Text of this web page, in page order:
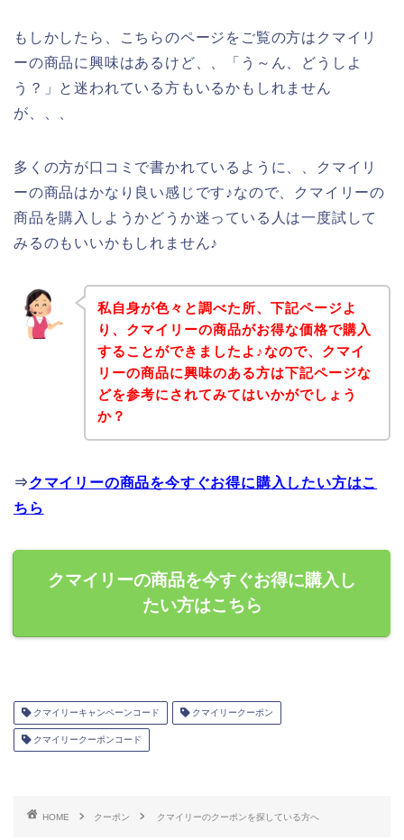
もしかしたら、こちらのページをご覧の方はクマイリ
ーの商品に興味はあるけど、、「う～ん、どうしよ
う？」と迷われている方もいるかもしれません
が、、、
多くの方が口コミで書かれているように、、クマイリ
ーの商品はかなり良い感じです♪なので、クマイリーの
商品を購入しようかどうか迷っている人は一度試して
みるのもいいかもしれません♪
私自身が色々と調べた所、下記ページよ
り、クマイリーの商品がお得な価格で購入
することができましたよ♪なので、クマイ
リーの商品に興味のある方は下記ページな
どを参考にされてみてはいかがでしょう
か？
⇒クマイリーの商品を今すぐお得に購入したい方はこ
ちら
クマイリーの商品を今すぐお得に購入し
たい方はこちら
クマイリーキャンペーンコード クマイリークーポン
クマイリークーポンコード
HOME クーポン クマイリーのクーポンを探している方へ